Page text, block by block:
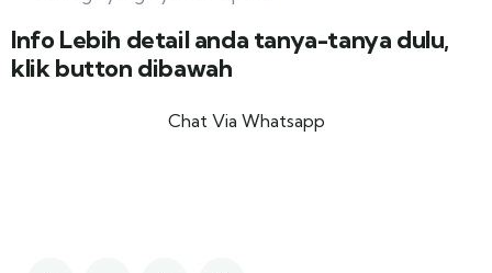
Info Lebih detail anda tanya-tanya dulu,
klik button dibawah
Chat Via Whatsapp